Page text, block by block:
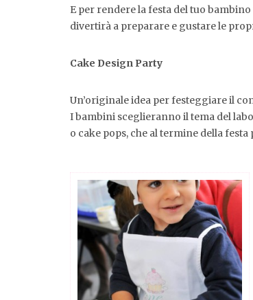
E per rendere la festa del tuo
divertirà a preparare e gustare le
Cake Design Party
Un’originale idea per festeggiare il
I bambini sceglieranno il tema del
o cake pops, che al termine della